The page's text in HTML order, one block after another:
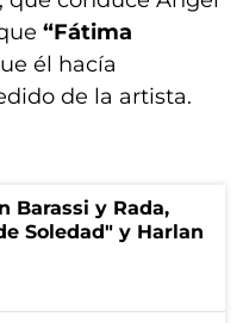
“Fátima
él hacía
de la artista.
Barassi y Rada,
Soledad" y Harlan